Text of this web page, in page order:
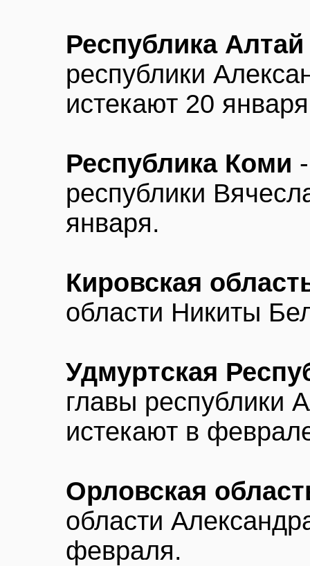
Республика Алтай
республики
истекают 20
Республика Коми
республики
января.
Кировская
области Никиты
Удмуртская
главы республики
истекают в
Орловская
области
февраля.